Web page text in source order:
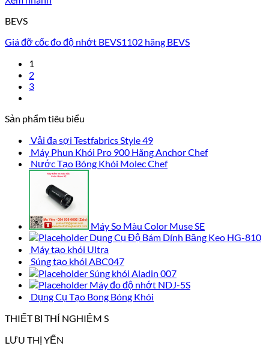
BEVS
Giá đỡ cốc đo độ nhớt BEVS1102 hãng BEVS
1
2
3
Sản phẩm tiêu biểu
Vải đa sợi Testfabrics Style 49
Máy Phun Khói Pro 900 Hãng Anchor Chef
Nước Tạo Bóng Khói Molec Chef
Máy So Màu Color Muse SE
Dụng Cụ Độ Bám Dính Băng Keo HG-810
Máy tạo khói Ultra
Súng tạo khói ABC047
Súng khói Aladin 007
Máy đo độ nhớt NDJ-5S
Dụng Cụ Tạo Bong Bóng Khói
THIẾT BỊ THÍ NGHIỆM S
LƯU THỊ YẾN